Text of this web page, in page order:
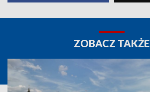
ZOBACZ TAKŻE